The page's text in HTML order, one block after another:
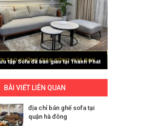
tập Sofa đã bàn giao tại Thành Phát
BÀI VIẾT LIÊN QUAN
địa chỉ bán ghế sofa tại
quận hà đông